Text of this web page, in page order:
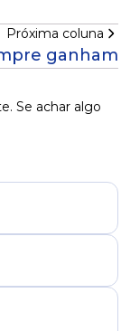
Próxima coluna
ganham
Se achar algo